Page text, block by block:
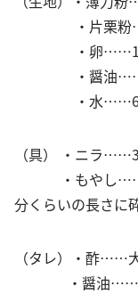
・片栗粉
・卵……1
・醤油……大
・水
（具） ・ニラ
・もやし……2
分くらいの長さに
（タレ）・酢……
・醤油……